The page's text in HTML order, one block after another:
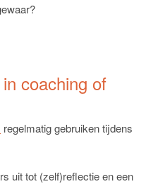
coaching of
regelmatig gebruiken tijdens
uit tot (zelf)reflectie en een